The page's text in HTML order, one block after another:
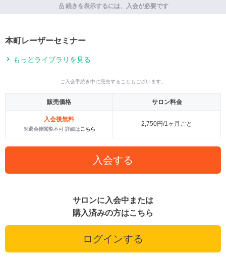
続きを表示するには、入会が必要です
本町レーザーセミナー
もっとライブラリを見る
ご入会手続き中に完売することもございます。
販売価格 サロン料金
入会後無料
※退会後閲覧不可 詳細はこちら
2,750円/1ヶ月ごと
入会する
サロンに入会中または
購入済みの方はこちら
ログインする